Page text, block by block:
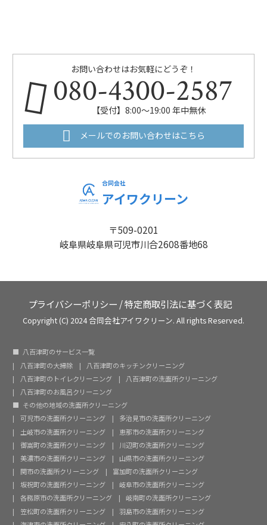
お問い合わせはお気軽にどうぞ！
080-4300-2587
【受付】8:00～19:00 年中無休
メールでのお問い合わせはこちら
合同会社
アイワクリーン
〒509-0201
岐阜県岐阜県可児市川合2608番地68
プライバシーポリシー /特定商取引法に基づく表記
Copyright (C) 2024 合同会社アイワクリーン. All rights Reserved.
八百津町のサービス一覧
八百津町の大掃除
八百津町のキッチンクリーニング
八百津町のトイレクリーニング
八百津町の洗面所クリーニング
八百津町のお風呂クリーニング
その他の地域の洗面所クリーニング
可児市の洗面所クリーニング
多治見市の洗面所クリーニング
土岐市の洗面所クリーニング
恵那市の洗面所クリーニング
御嵩町の洗面所クリーニング
川辺町の洗面所クリーニング
美濃市の洗面所クリーニング
山県市の洗面所クリーニング
関市の洗面所クリーニング
富加町の洗面所クリーニング
坂祝町の洗面所クリーニング
岐阜市の洗面所クリーニング
各務原市の洗面所クリーニング
岐南町の洗面所クリーニング
笠松町の洗面所クリーニング
羽島市の洗面所クリーニング